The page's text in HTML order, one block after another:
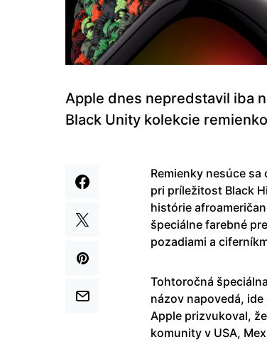
Apple dnes nepredstavil iba
Black Unity kolekcie
Remienky nesúce
pri príležitost Black
histórie
špeciálne farebné
pozadiami a
Tohtoročná
názov napovedá,
Apple prizvukoval,
komunity v USA,